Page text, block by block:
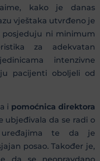
kako je danas
vještaka utvrđeno je
ni minimum
za adekvatan
intenzivne
pacijenti oboljeli od
i pomoćnica direktora
ubjeđivala da se radi o
uređajima te da je
posao. Također je,